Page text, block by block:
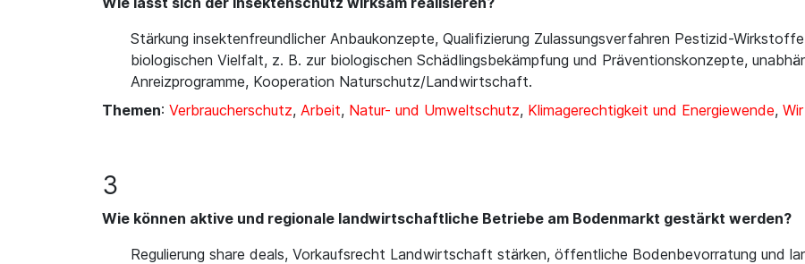
Stärkung insektenfreundlicher Anbaukonzepte, Qualifizierung Zulassungsverfahren Pestizid-
biologischen Vielfalt, z. B. zur biologischen Schädlingsbekämpfung und Präventionskonzepte,
Anreizprogramme, Kooperation Naturschutz/Landwirtschaft.
Themen: Verbraucherschutz, Arbeit, Natur- und Umweltschutz, Klimagerechtigkeit und Energiewende,
3
Wie können aktive und regionale landwirtschaftliche Betriebe am Bodenmarkt gestärkt werden?
Regulierung share deals, Vorkaufsrecht Landwirtschaft stärken, öffentliche Bodenbevorratung und